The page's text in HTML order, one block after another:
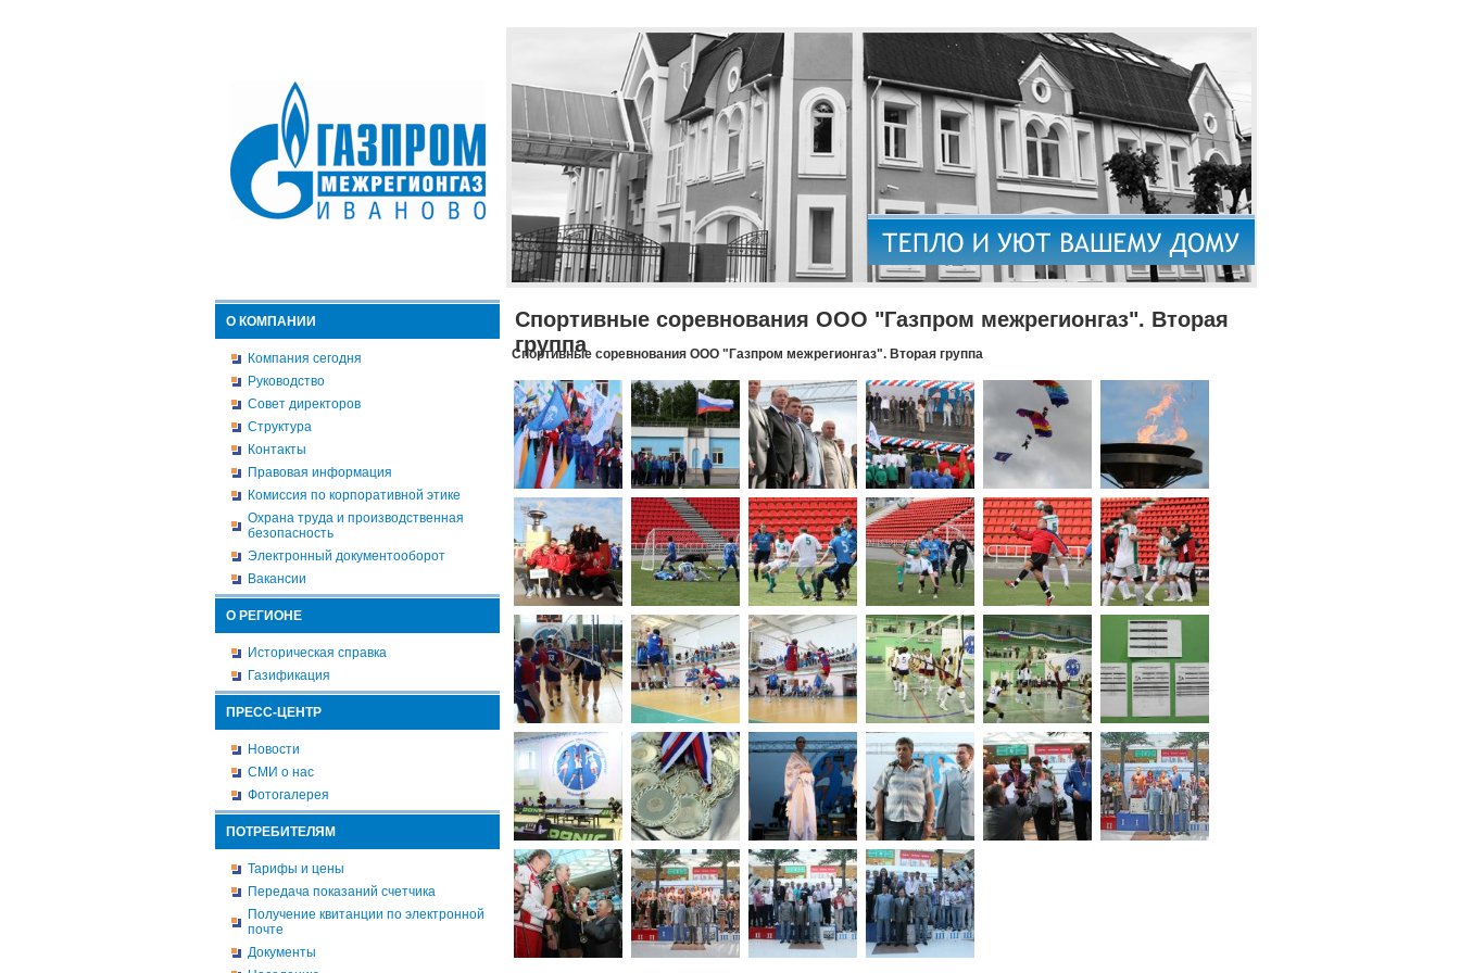
О КОМПАНИИ
Компания сегодня
Руководство
Совет директоров
Структура
Контакты
Правовая информация
Комиссия по корпоративной этике
Охрана труда и производственная
безопасность
Электронный документооборот
Вакансии
О РЕГИОНЕ
Историческая справка
Газификация
ПРЕСС-ЦЕНТР
Новости
СМИ о нас
Фотогалерея
ПОТРЕБИТЕЛЯМ
Тарифы и цены
Передача показаний счетчика
Получение квитанции по электронной
почте
Документы
Спортивные соревнования ООО "Газпром межрегионгаз". Вторая
группа
Спортивные соревнования ООО "Газпром межрегионгаз". Вторая группа